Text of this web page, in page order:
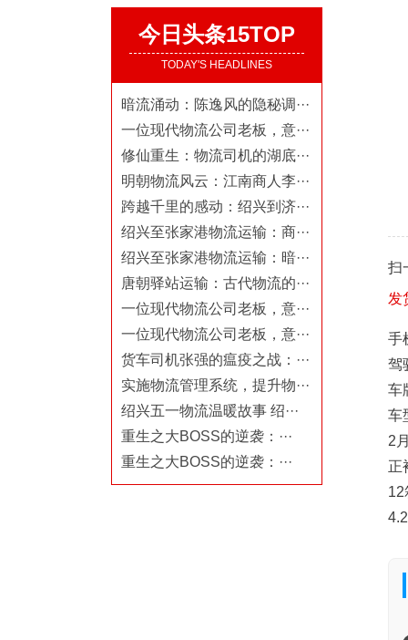
今日头条15TOP
TODAY'S HEADLINES
暗流涌动：陈逸风的隐秘调···
一位现代物流公司老板，意···
修仙重生：物流司机的湖底···
明朝物流风云：江南商人李···
跨越千里的感动：绍兴到济···
绍兴至张家港物流运输：商···
绍兴至张家港物流运输：暗···
唐朝驿站运输：古代物流的···
一位现代物流公司老板，意···
一位现代物流公司老板，意···
货车司机张强的瘟疫之战：···
实施物流管理系统，提升物···
绍兴五一物流温暖故事 绍···
重生之大BOSS的逆袭：···
重生之大BOSS的逆袭：···
扫
发
手
驾
车
车
2
正
12